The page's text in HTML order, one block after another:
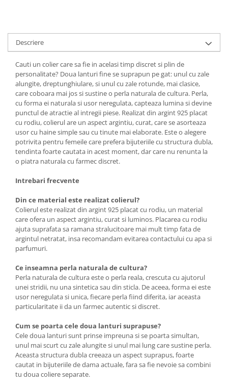
Descriere
Cauti un colier care sa fie in acelasi timp discret si plin de
personalitate? Doua lanturi fine se suprapun pe gat: unul cu zale
alungite, dreptunghiulare, si unul cu zale rotunde, mai clasice,
care coboara mai jos si sustine o perla naturala de cultura. Perla,
cu forma ei naturala si usor neregulata, capteaza lumina si devine
punctul de atractie al intregii piese. Realizat din argint 925 placat
cu rodiu, colierul are un aspect argintiu, curat, care se asorteaza
usor cu haine simple sau cu tinute mai elaborate. Este o alegere
potrivita pentru femeile care prefera bijuteriile cu structura dubla,
tendinta foarte cautata in acest moment, dar care nu renunta la
o piatra naturala cu farmec discret.
Intrebari frecvente
Din ce material este realizat colierul?
Colierul este realizat din argint 925 placat cu rodiu, un material
care ofera un aspect argintiu, curat si luminos. Placarea cu rodiu
ajuta suprafata sa ramana stralucitoare mai mult timp fata de
argintul netratat, insa recomandam evitarea contactului cu apa si
parfumuri.
Ce inseamna perla naturala de cultura?
Perla naturala de cultura este o perla reala, crescuta cu ajutorul
unei stridii, nu una sintetica sau din sticla. De aceea, forma ei este
usor neregulata si unica, fiecare perla fiind diferita, iar aceasta
particularitate ii da un farmec autentic si discret.
Cum se poarta cele doua lanturi suprapuse?
Cele doua lanturi sunt prinse impreuna si se poarta simultan,
unul mai scurt cu zale alungite si unul mai lung care sustine perla.
Aceasta structura dubla creeaza un aspect suprapus, foarte
cautat in bijuteriile de dama actuale, fara sa fie nevoie sa combini
tu doua coliere separate.